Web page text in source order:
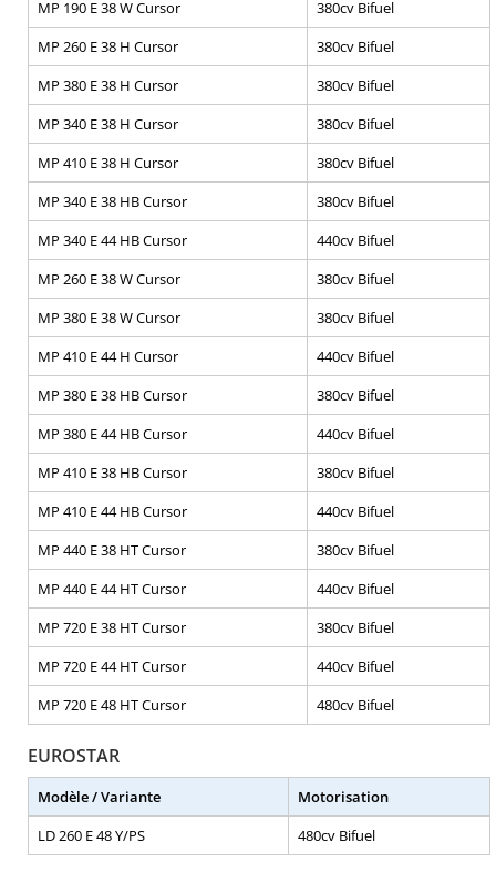
MP 190 E 38 W Cursor
380cv Bifuel
MP 260 E 38 H Cursor
380cv Bifuel
MP 380 E 38 H Cursor
380cv Bifuel
MP 340 E 38 H Cursor
380cv Bifuel
MP 410 E 38 H Cursor
380cv Bifuel
MP 340 E 38 HB Cursor
380cv Bifuel
MP 340 E 44 HB Cursor
440cv Bifuel
MP 260 E 38 W Cursor
380cv Bifuel
MP 380 E 38 W Cursor
380cv Bifuel
MP 410 E 44 H Cursor
440cv Bifuel
MP 380 E 38 HB Cursor
380cv Bifuel
MP 380 E 44 HB Cursor
440cv Bifuel
MP 410 E 38 HB Cursor
380cv Bifuel
MP 410 E 44 HB Cursor
440cv Bifuel
MP 440 E 38 HT Cursor
380cv Bifuel
MP 440 E 44 HT Cursor
440cv Bifuel
MP 720 E 38 HT Cursor
380cv Bifuel
MP 720 E 44 HT Cursor
440cv Bifuel
MP 720 E 48 HT Cursor
480cv Bifuel
EUROSTAR
Modèle / Variante
Motorisation
LD 260 E 48 Y/PS
480cv Bifuel